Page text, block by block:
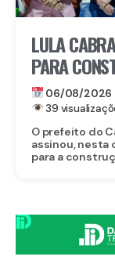
LULA
PARA
06/08/2026
39
O prefeito do
assinou, nesta
para a